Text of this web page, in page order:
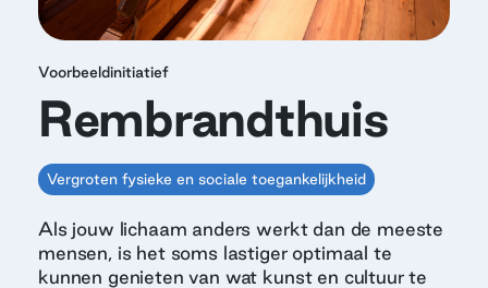
Voorbeeldinitiatief
Rembrandthuis
Vergroten fysieke en sociale toegankelijkheid
Als jouw lichaam anders werkt dan de meeste
mensen, is het soms lastiger optimaal te
kunnen genieten van wat kunst en cultuur te